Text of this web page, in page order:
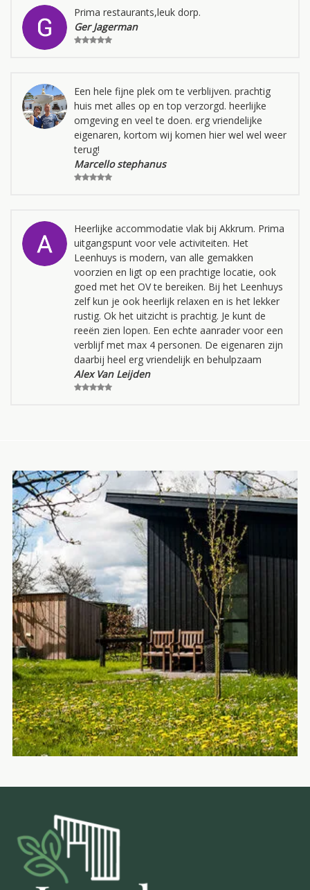
Prima restaurants,leuk dorp.
Ger Jagerman
Een hele fijne plek om te verblijven. prachtig
huis met alles op en top verzorgd. heerlijke
omgeving en veel te doen. erg vriendelijke
eigenaren, kortom wij komen hier wel wel weer
terug!
Marcello stephanus
Heerlijke accommodatie vlak bij Akkrum. Prima
uitgangspunt voor vele activiteiten. Het
Leenhuys is modern, van alle gemakken
voorzien en ligt op een prachtige locatie, ook
goed met het OV te bereiken. Bij het Leenhuys
zelf kun je ook heerlijk relaxen en is het lekker
rustig. Ok het uitzicht is prachtig. Je kunt de
reeën zien lopen. Een echte aanrader voor een
verblijf met max 4 personen. De eigenaren zijn
daarbij heel erg vriendelijk en behulpzaam
Alex Van Leijden